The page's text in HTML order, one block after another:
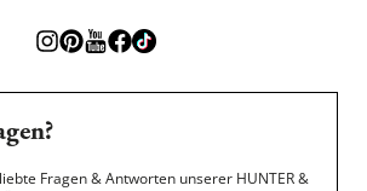
Fragen & Antworten unserer HUNTER &